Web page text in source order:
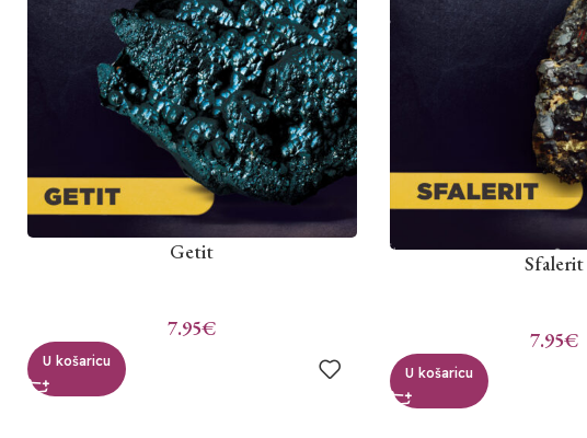
Getit
7.95€
U košaricu
Sfalerit
7.95€
U košaricu